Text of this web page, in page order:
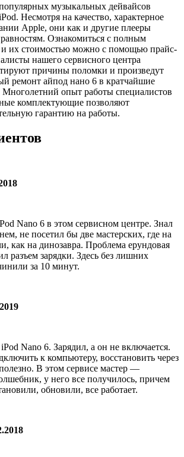
музыкальных дейвайсов
Несмотря на качество, характерное
Apple, они как и другие плееры
Ознакомиться с полным
их стоимостью можно с помощью прайс-
нашего сервисного центра
причины поломки и произведут
ремонт айпод нано 6 в кратчайшие
Многолетний опыт работы специалистов
комплектующие позволяют
гарантию на работы.
Nano 6 в этом сервисном центре. Знал
не посетил бы две мастерских, где на
как на динозавра. Проблема ерундовая
разъем зарядки. Здесь без лишних
за 10 минут.
Nano 6. Зарядил, а он не включается.
к компьютеру, восстановить через
В этом сервисе мастер —
у него все получилось, причем
обновили, все работает.